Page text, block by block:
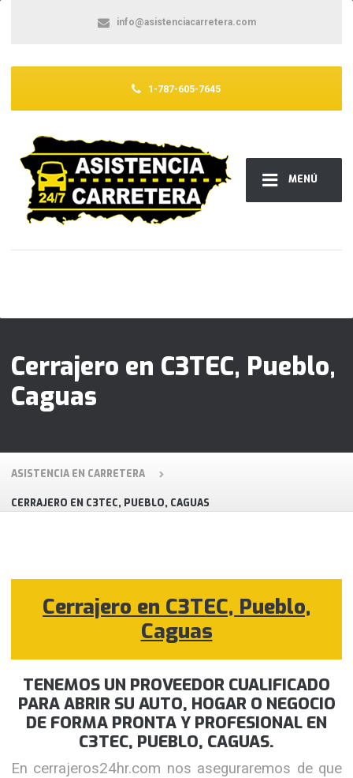
MENÚ
info@asistenciacarretera.com
1-787-605-7645
Cerrajero en C3TEC, Pueblo,
Caguas
ASISTENCIA EN CARRETERA
CERRAJERO EN C3TEC, PUEBLO, CAGUAS
Cerrajero en C3TEC, Pueblo,
Caguas
TENEMOS UN PROVEEDOR CUALIFICADO
PARA ABRIR SU AUTO, HOGAR O NEGOCIO
DE FORMA PRONTA Y PROFESIONAL EN
C3TEC, PUEBLO, CAGUAS.
En cerrajeros24hr.com nos aseguraremos de que